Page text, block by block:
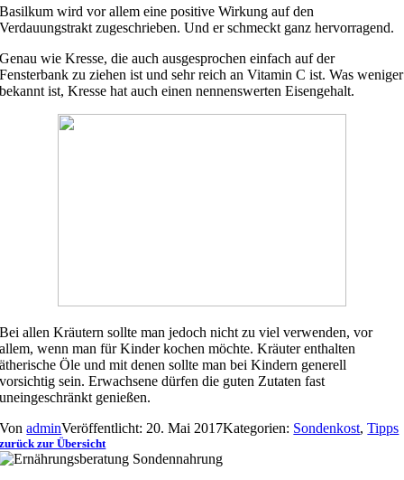
Basilkum wird vor allem eine positive Wirkung auf den
Verdauungstrakt zugeschrieben. Und er schmeckt ganz hervorragend.
Genau wie Kresse, die auch ausgesprochen einfach auf der
Fensterbank zu ziehen ist und sehr reich an Vitamin C ist. Was weniger
bekannt ist, Kresse hat auch einen nennenswerten Eisengehalt.
Bei allen Kräutern sollte man jedoch nicht zu viel verwenden, vor
allem, wenn man für Kinder kochen möchte. Kräuter enthalten
ätherische Öle und mit denen sollte man bei Kindern generell
vorsichtig sein. Erwachsene dürfen die guten Zutaten fast
uneingeschränkt genießen.
VonadminVeröffentlicht: 20. Mai 2017Kategorien: Sondenkost,Tipps
zurück zur Übersicht